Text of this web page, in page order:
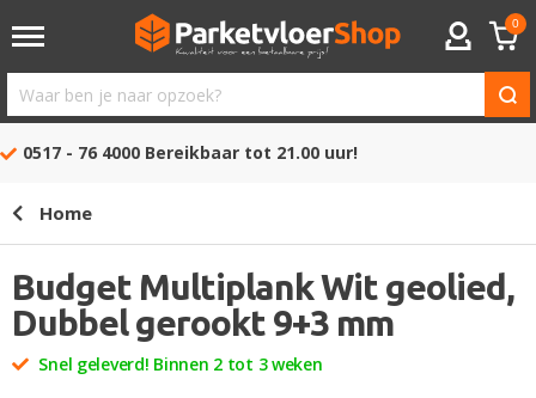
ACCOUNT
0
Waar
ben
opzoek?
0517 - 76 4000 Bereikbaar tot 21.00 uur!
Home
Budget Multiplank Wit geolied,
Dubbel gerookt 9+3 mm
Snel geleverd! Binnen 2 tot 3 weken